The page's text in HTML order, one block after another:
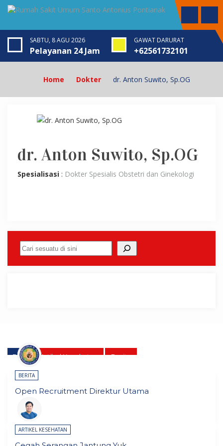
SABTU, 8 AGU 2026
Pelayanan 24 Jam
GAWAT DARURAT
+62561732101
Home Dokter dr. Anton Suwito, Sp.OG
dr. Anton Suwito, Sp.OG
Spesialisasi : Dokter Spesialis Obstetri dan Ginekologi
Cari
Blog Artikel Kesehatan Berita
BERITA
Open Recruitment Direktur Utama
ARTIKEL KESEHATAN